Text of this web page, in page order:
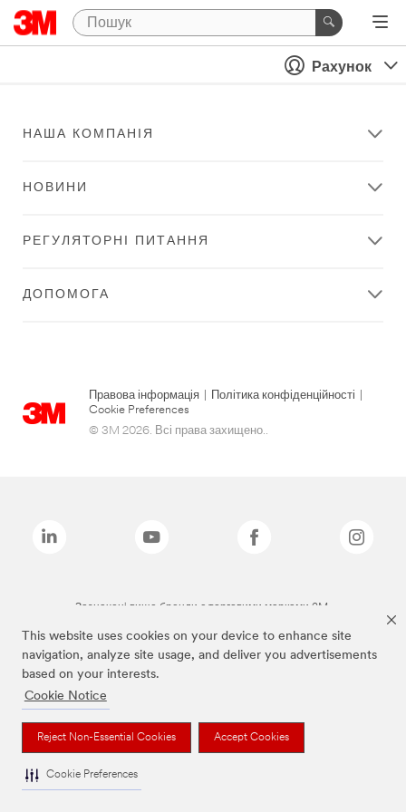
This website uses cookies on your device to enhance site
navigation, analyze site usage, and deliver you advertisements
based on your interests.
Cookie Notice
Reject Non-Essential Cookies Accept Cookies
Cookie Preferences
Рахунок
НАША КОМПАНІЯ
НОВИНИ
РЕГУЛЯТОРНІ ПИТАННЯ
ДОПОМОГА
Правова інформація Політика конфіденційності
Cookie Preferences
© 3M 2026. Всі права захищено..
Зазначені вище бренди є торговими марками 3M.